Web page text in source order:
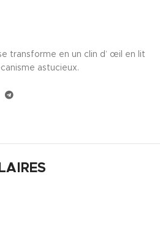
transforme en un clin d’ œil en lit
astucieux.